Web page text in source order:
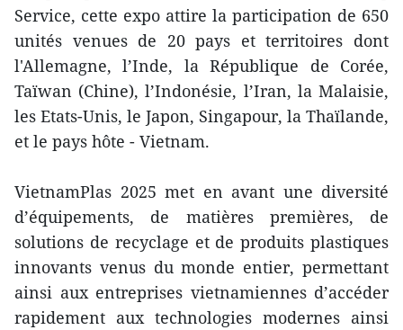
Service, cette expo attire la participation de 650
unités venues de 20 pays et territoires dont
l'Allemagne, l’Inde, la République de Corée,
Taïwan (Chine), l’Indonésie, l’Iran, la Malaisie,
les Etats-Unis, le Japon, Singapour, la Thaïlande,
et le pays hôte - Vietnam.
VietnamPlas 2025 met en avant une diversité
d’équipements, de matières premières, de
solutions de recyclage et de produits plastiques
innovants venus du monde entier, permettant
ainsi aux entreprises vietnamiennes d’accéder
rapidement aux technologies modernes ainsi